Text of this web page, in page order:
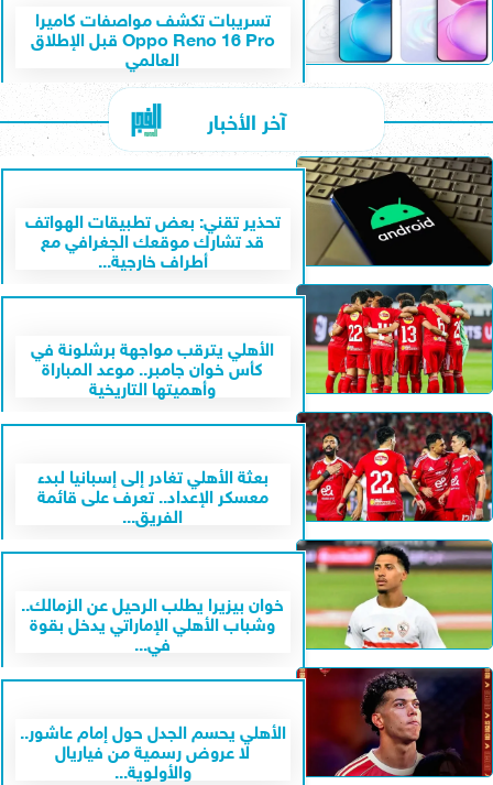
تسريبات تكشف مواصفات كاميرا
Oppo Reno 16 Pro قبل الإطلاق
العالمي
آخر الأخبار
تحذير تقني: بعض تطبيقات الهواتف
قد تشارك موقعك الجغرافي مع
أطراف خارجية...
الأهلي يترقب مواجهة برشلونة في
كأس خوان جامبر.. موعد المباراة
وأهميتها التاريخية
بعثة الأهلي تغادر إلى إسبانيا لبدء
معسكر الإعداد.. تعرف على قائمة
الفريق...
خوان بيزيرا يطلب الرحيل عن الزمالك..
وشباب الأهلي الإماراتي يدخل بقوة
في...
الأهلي يحسم الجدل حول إمام عاشور..
لا عروض رسمية من فياريال
والأولوية...